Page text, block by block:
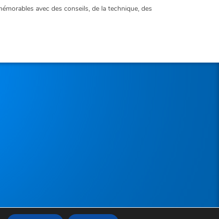
avec des conseils, de la technique, des